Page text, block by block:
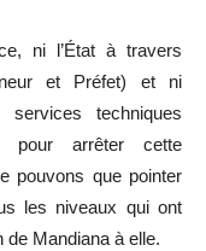
ni l’État à travers
et Préfet) et ni
techniques
pour arrêter cette
pouvons que pointer
les niveaux qui ont
de Mandiana à elle.